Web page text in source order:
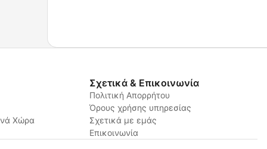
Χώρα
Σχετικά & Επικοινωνία
Πολιτική Απορρήτου
Όρους χρήσης υπηρεσίας
Σχετικά με εμάς
Επικοινωνία